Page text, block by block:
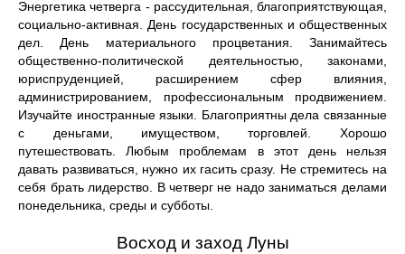
Энергетика четверга - рассудительная, благоприятствующая,
социально-активная. День государственных и общественных
дел. День материального процветания. Занимайтесь
общественно-политической деятельностью, законами,
юриспруденцией, расширением сфер влияния,
администрированием, профессиональным продвижением.
Изучайте иностранные языки. Благоприятны дела связанные
с деньгами, имуществом, торговлей. Хорошо
путешествовать. Любым проблемам в этот день нельзя
давать развиваться, нужно их гасить сразу. Не стремитесь на
себя брать лидерство. В четверг не надо заниматься делами
понедельника, среды и субботы.
Восход и заход Луны